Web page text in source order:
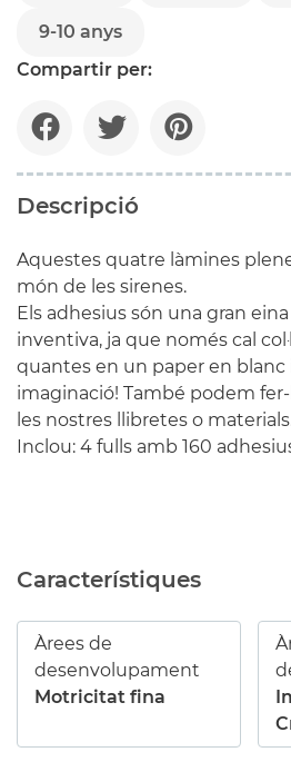
9-10 anys
Compartir per:
Descripció
Aquestes quatre làmines
món de les sirenes.
Els adhesius són una gran
inventiva, ja que només cal
quantes en un paper en blanc
imaginació! També podem
les nostres llibretes o
Inclou: 4 fulls amb 160
Característiques
Àrees de
desenvolupament
Motricitat fina